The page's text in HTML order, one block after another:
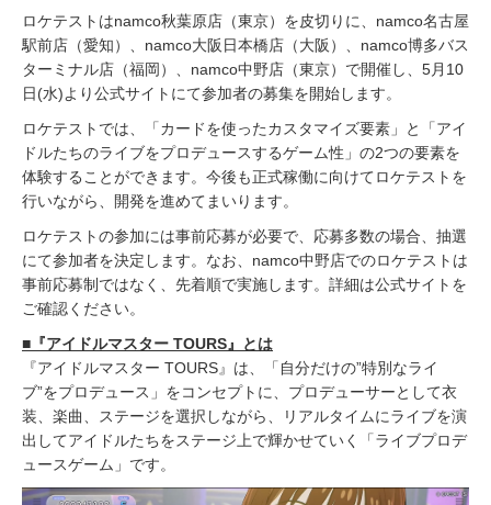
ロケテストはnamco秋葉原店（東京）を皮切りに、namco名古屋
駅前店（愛知）、namco大阪日本橋店（大阪）、namco博多バス
ターミナル店（福岡）、namco中野店（東京）で開催し、5月10
日(水)より公式サイトにて参加者の募集を開始します。
ロケテストでは、「カードを使ったカスタマイズ要素」と「アイ
ドルたちのライブをプロデュースするゲーム性」の2つの要素を
体験することができます。今後も正式稼働に向けてロケテストを
行いながら、開発を進めてまいります。
ロケテストの参加には事前応募が必要で、応募多数の場合、抽選
にて参加者を決定します。なお、namco中野店でのロケテストは
事前応募制ではなく、先着順で実施します。詳細は公式サイトを
ご確認ください。
■『アイドルマスター TOURS』とは
『アイドルマスター TOURS』は、「自分だけの”特別なライ
ブ”をプロデュース」をコンセプトに、プロデューサーとして衣
装、楽曲、ステージを選択しながら、リアルタイムにライブを演
出してアイドルたちをステージ上で輝かせていく「ライブプロデ
ュースゲーム」です。